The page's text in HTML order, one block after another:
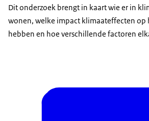
Dit onderzoek brengt in kaart wie er in
wonen, welke impact klimaateffecten op
hebben en hoe verschillende factoren